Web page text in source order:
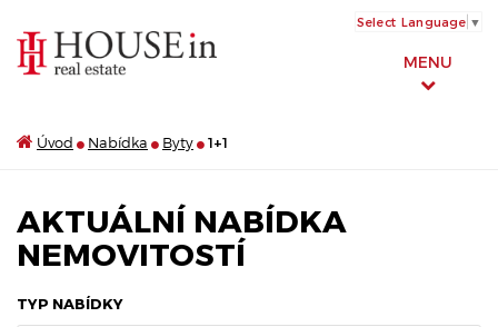
MENU
Select Language ▼
Úvod Nabídka Byty 1+1
AKTUÁLNÍ NABÍDKA
NEMOVITOSTÍ
TYP NABÍDKY